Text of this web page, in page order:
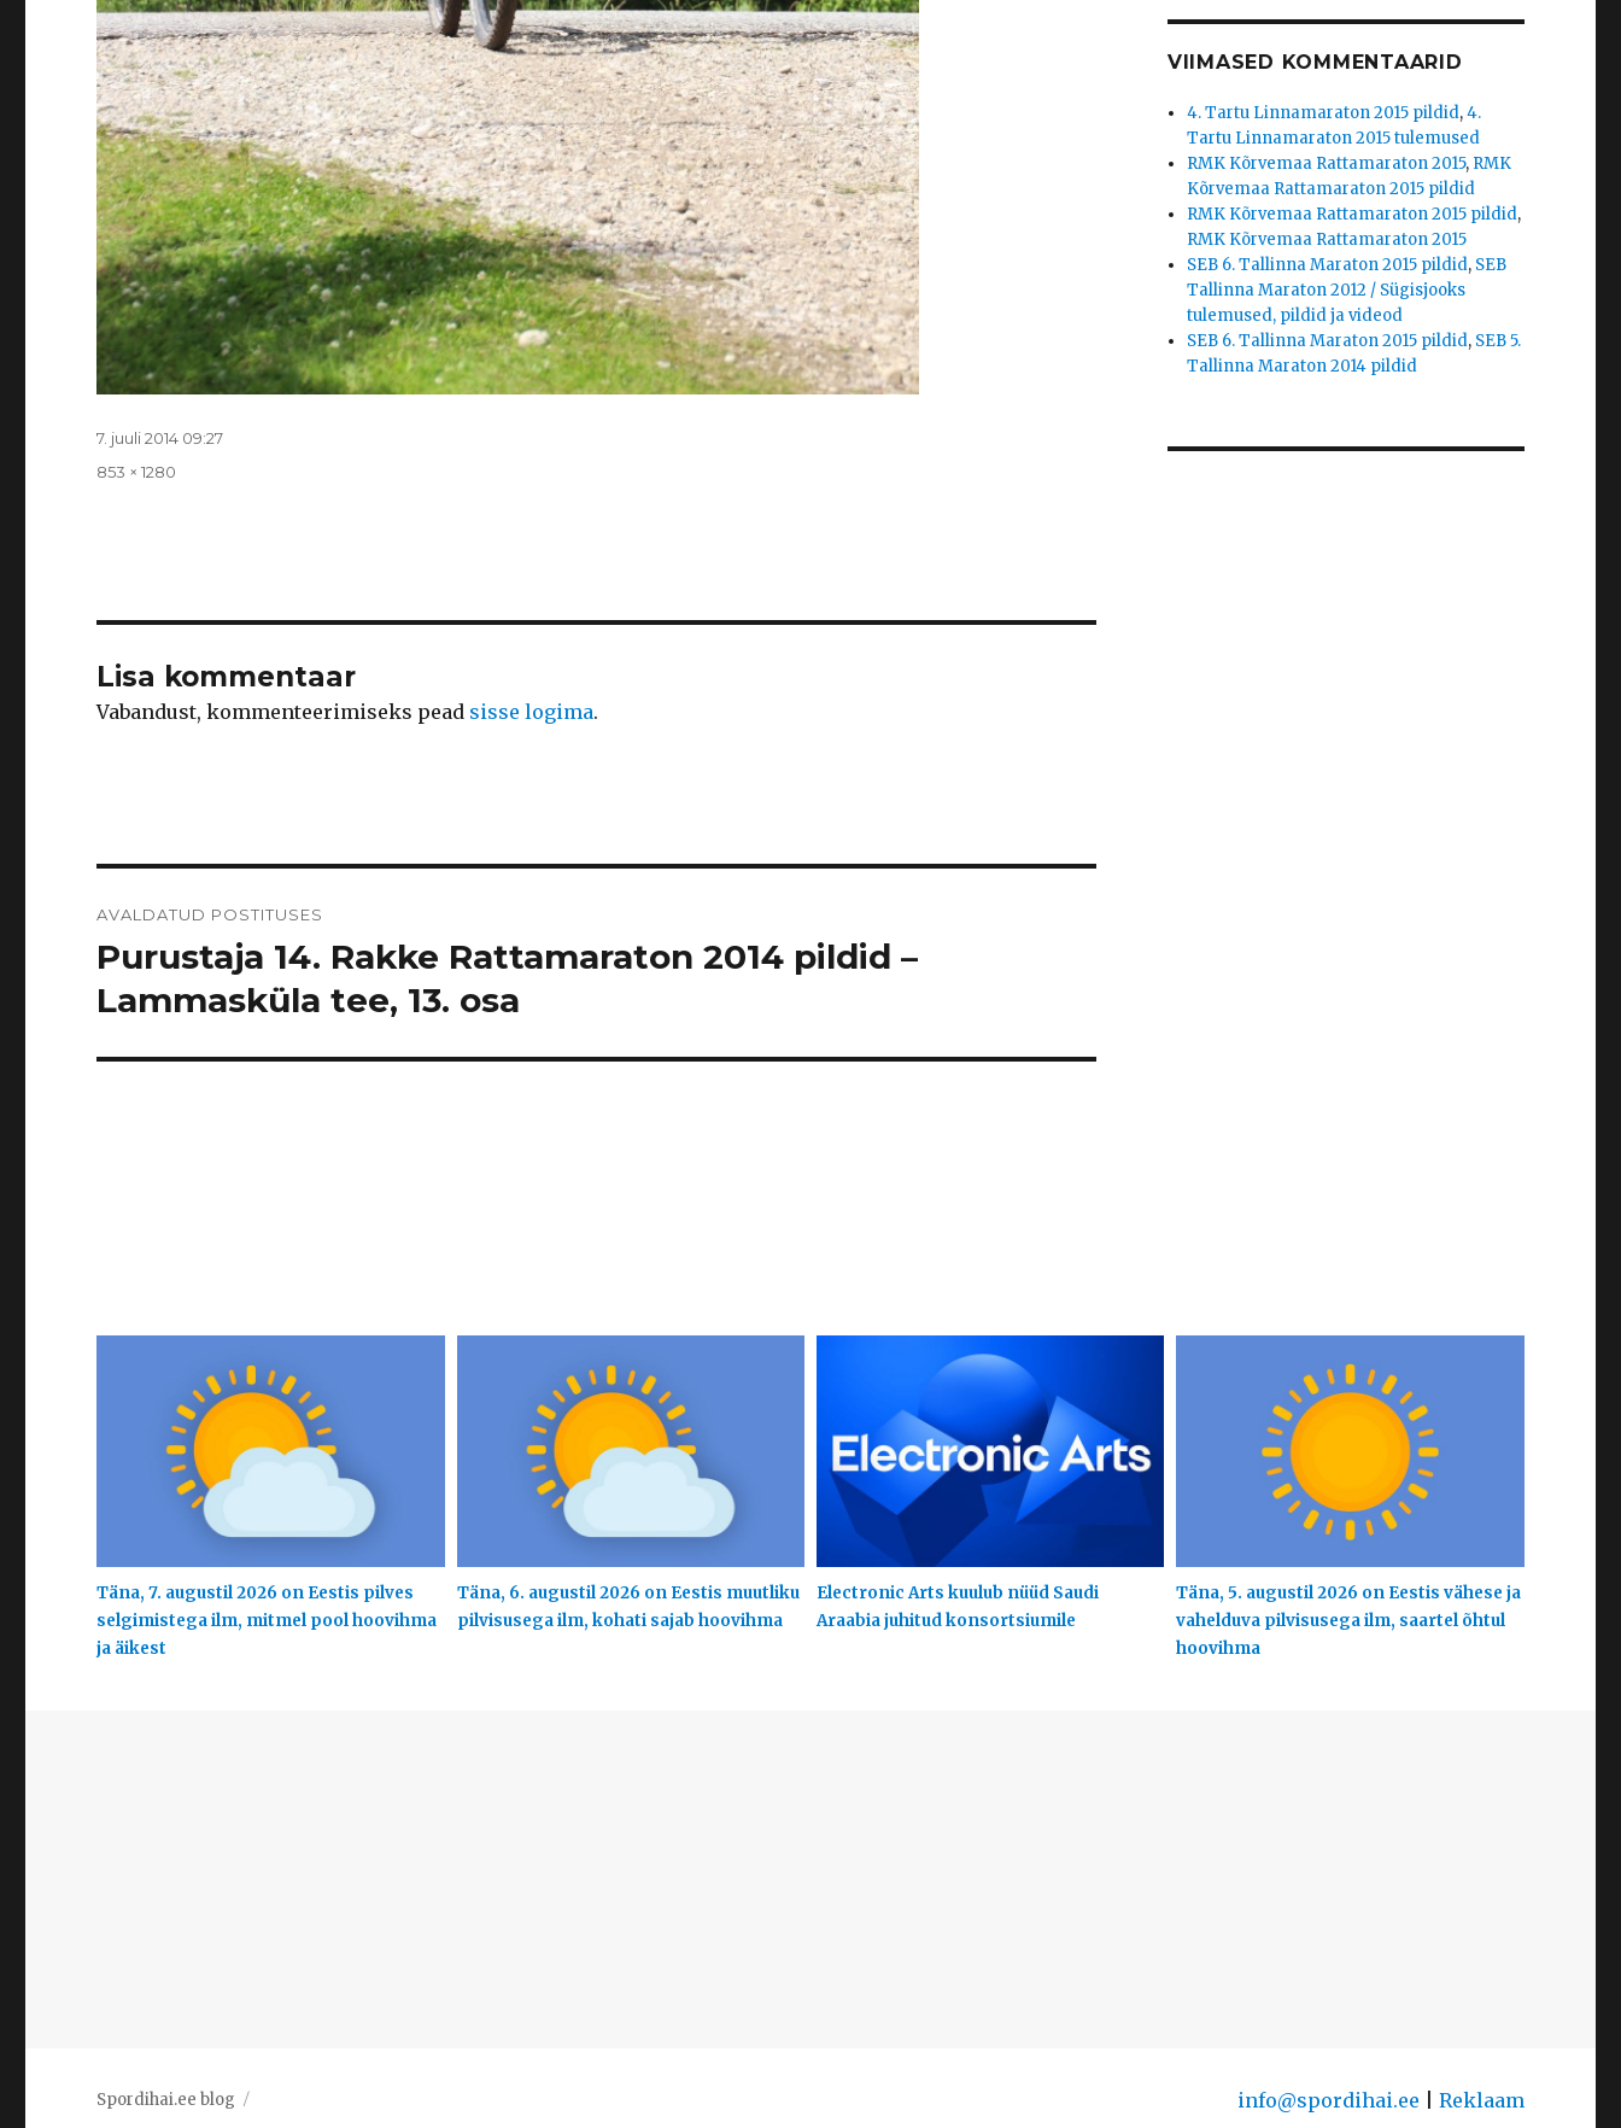
Postitatud
7. juuli 2014 09:27
Täissuurus
853 × 1280
Lisa kommentaar
Vabandust, kommenteerimiseks pead sisse logima.
AVALDATUD POSTITUSES
Purustaja 14. Rakke Rattamaraton 2014 pildid –
Lammasküla tee, 13. osa
VIIMASED KOMMENTAARID
4. Tartu Linnamaraton 2015 pildid,4.
Tartu Linnamaraton 2015 tulemused
RMK Kõrvemaa Rattamaraton 2015, RMK
Kõrvemaa Rattamaraton 2015 pildid
RMK Kõrvemaa Rattamaraton 2015 pildid,
RMK Kõrvemaa Rattamaraton 2015
SEB 6. Tallinna Maraton 2015 pildid, SEB
Tallinna Maraton 2012 / Sügisjooks
tulemused, pildid ja videod
SEB 6. Tallinna Maraton 2015 pildid, SEB 5.
Tallinna Maraton 2014 pildid
Täna, 7. augustil 2026 on Eestis pilves
selgimistega ilm, mitmel pool hoovihma
ja äikest
Täna, 6. augustil 2026 on Eestis muutliku
pilvisusega ilm, kohati sajab hoovihma
Electronic Arts kuulub nüüd Saudi
Araabia juhitud konsortsiumile
Täna, 5. augustil 2026 on Eestis vähese ja
vahelduva pilvisusega ilm, saartel õhtul
hoovihma
Spordihai.ee blog info@spordihai.ee Reklaam